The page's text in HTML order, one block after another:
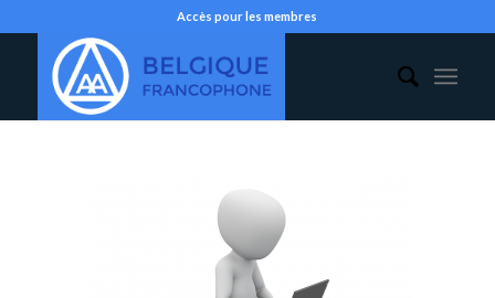
Accès pour les membres